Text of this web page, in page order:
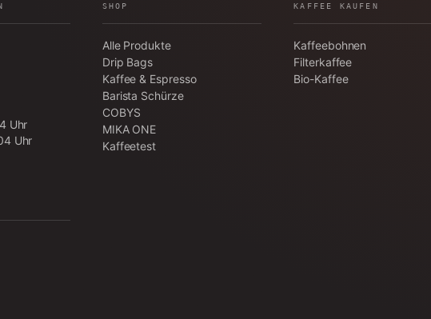
Uhr
Uhr
SHOP
Alle Produkte
Drip Bags
Kaffee & Espresso
Barista Schürze
COBYS
MIKA ONE
Kaffeetest
KAFFEE KAUFEN
Kaffeebohnen
Filterkaffee
Bio-Kaffee